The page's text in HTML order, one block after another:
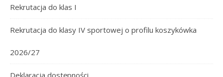
Rekrutacja do klas I
Rekrutacja do klasy IV sportowej o profilu koszykówka
2026/27
Deklaracja dostępności